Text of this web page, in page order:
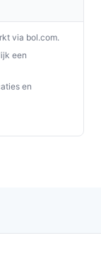
via bol.com.
een
en